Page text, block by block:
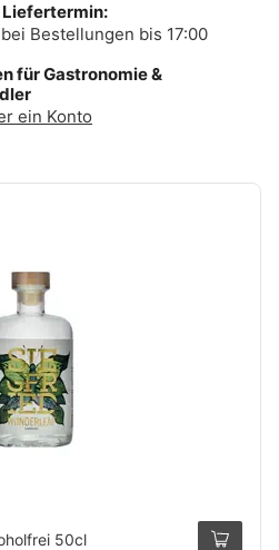
Bestellungen bis 17:00
für Gastronomie &
ein Konto
50cl